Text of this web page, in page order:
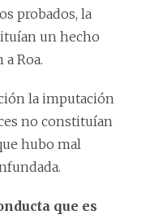
probados, la
un hecho
Roa.
la imputación
no constituían
hubo mal
que es